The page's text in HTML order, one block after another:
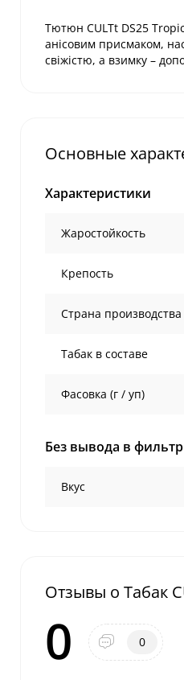
Тютюн CULTt DS25
анісовим присмаком,
свіжістю, а взимку –
Основные
Характеристики
Жаростойкость
Крепость
Страна производства
Табак в составе
Фасовка (г / уп)
Без вывода в фильтр
Вкус
Отзывы о Табак
0 0